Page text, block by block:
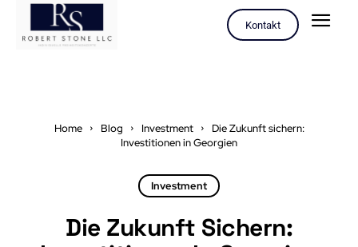
Kontakt
Home Blog Investment
Die Zukunft sichern:
Investitionen in Georgien
Investment
Die Zukunft Sichern: